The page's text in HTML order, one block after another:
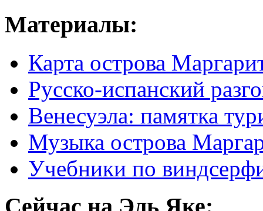
Материалы:
Карта острова
Русско-испанский
Венесуэла: памятка
Музыка острова
Учебники по